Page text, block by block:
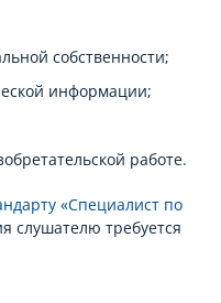
собственности;
информации;
работе.
«Специалист по
слушателю требуется